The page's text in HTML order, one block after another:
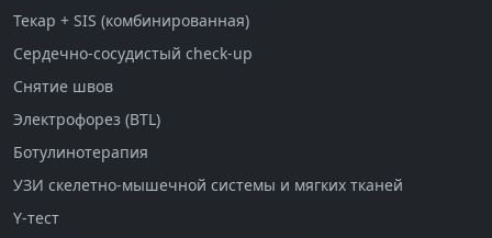
Текар + SIS (комбинированная)
Сердечно-сосудистый check-up
Снятие швов
Электрофорез (BTL)
Ботулинотерапия
УЗИ скелетно-мышечной системы и мягких тканей
Y-тест